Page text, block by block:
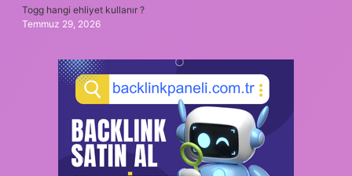
Togg hangi ehliyet kullanır ?
Temmuz 29, 2026